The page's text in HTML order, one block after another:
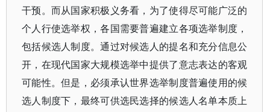
干预。而从国家积极义务看，为了使得尽可能广泛的
个人行使选举权，各国需要普遍建立各项选举制度，
包括候选人制度。通过对候选人的提名和充分信息公
开，在现代国家大规模选举中提供了意志表达的客观
可能性。但是，必须承认世界选举制度普遍使用的候
选人制度下，最终可供选民选择的候选人名单本质上